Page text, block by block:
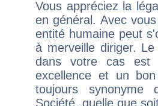
Vous appréciez la
en général. Avec
entité humaine peut
à merveille diriger.
dans votre cas est
excellence et un
toujours synonyme
Société, quelle que